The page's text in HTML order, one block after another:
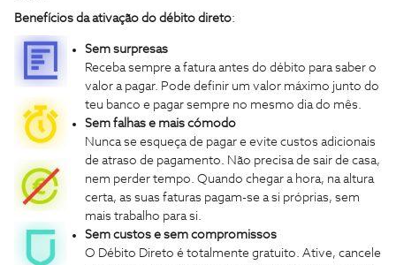
Benefícios da ativação do débito direto:
Sem surpresas
Receba sempre a fatura antes do débito para saber o
valor a pagar. Pode definir um valor máximo junto do
teu banco e pagar sempre no mesmo dia do mês.
Sem falhas e mais cómodo
Nunca se esqueça de pagar e evite custos adicionais
de atraso de pagamento. Não precisa de sair de casa,
nem perder tempo. Quando chegar a hora, na altura
certa, as suas faturas pagam-se a si próprias, sem
mais trabalho para si.
Sem custos e sem compromissos
O Débito Direto é totalmente gratuito. Ative, cancele